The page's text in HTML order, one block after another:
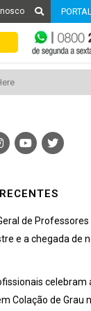
de
e a chegada de
celebram
Colação de Grau